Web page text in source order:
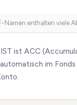
Namen enthalten viele
ist ACC
im